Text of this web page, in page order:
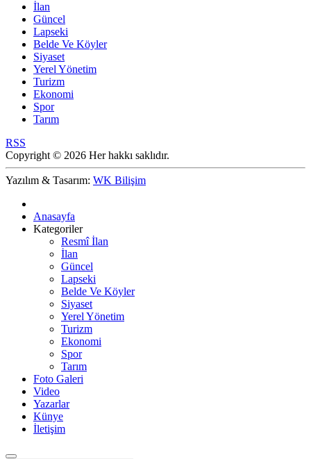
İlan
Güncel
Lapseki
Belde Ve Köyler
Siyaset
Yerel Yönetim
Turizm
Ekonomi
Spor
Tarım
RSS
Copyright © 2026 Her hakkı saklıdır.
Yazılım & Tasarım: WK Bilişim
Anasayfa
Kategoriler
Resmî İlan
İlan
Güncel
Lapseki
Belde Ve Köyler
Siyaset
Yerel Yönetim
Turizm
Ekonomi
Spor
Tarım
Foto Galeri
Video
Yazarlar
Künye
İletişim